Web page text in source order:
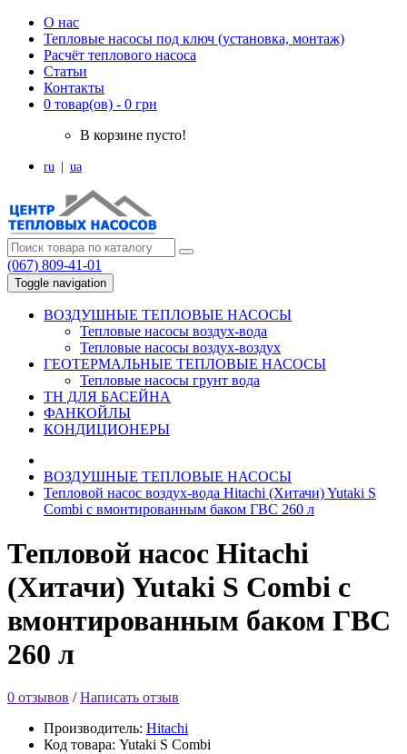
О нас
Тепловые насосы под ключ (установка, монтаж)
Расчёт теплового насоса
Статьи
Контакты
0 товар(ов) - 0 грн
В корзине пусто!
ru ua
(067) 809-41-01
Toggle navigation
ВОЗДУШНЫЕ ТЕПЛОВЫЕ НАСОСЫ
Тепловые насосы воздух-вода
Тепловые насосы воздух-воздух
ГЕОТЕРМАЛЬНЫЕ ТЕПЛОВЫЕ НАСОСЫ
Тепловые насосы грунт вода
ТН ДЛЯ БАСЕЙНА
ФАНКОЙЛЫ
КОНДИЦИОНЕРЫ
ВОЗДУШНЫЕ ТЕПЛОВЫЕ НАСОСЫ
Тепловой насос воздух-вода Hitachi (Хитачи) Yutaki S
Combi с вмонтированным баком ГВС 260 л
Тепловой насос Hitachi
(Хитачи) Yutaki S Combi с
вмонтированным баком ГВС
260 л
0 отзывов /Написать отзыв
Производитель: Hitachi
Код товара: Yutaki S Combi